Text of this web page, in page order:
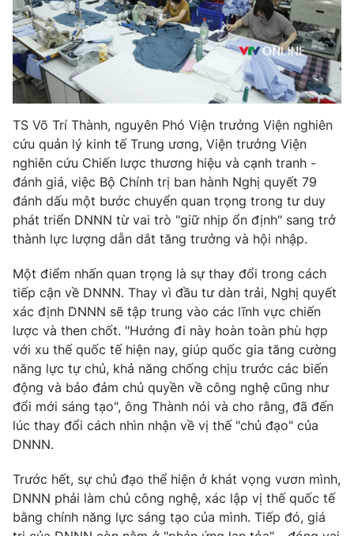
® Cấm sao chép dưới mọi hình thức nếu không có sự chấp
thuận bằng văn bản. Ghi rõ nguồn VTV.vn khi phát hành lại
thông tin từ website này.
TS Võ Trí Thành, nguyên Phó Viện trưởng Viện nghiên
cứu quản lý kinh tế Trung ương, Viện trưởng Viện
nghiên cứu Chiến lược thương hiệu và cạnh tranh -
đánh giá, việc Bộ Chính trị ban hành Nghị quyết 79
đánh dấu một bước chuyển quan trọng trong tư duy
phát triển DNNN từ vai trò "giữ nhịp ổn định" sang trở
thành lực lượng dẫn dắt tăng trưởng và hội nhập.
Một điểm nhấn quan trọng là sự thay đổi trong cách
tiếp cận về DNNN. Thay vì đầu tư dàn trải, Nghị quyết
xác định DNNN sẽ tập trung vào các lĩnh vực chiến
lược và then chốt. "Hướng đi này hoàn toàn phù hợp
với xu thế quốc tế hiện nay, giúp quốc gia tăng cường
năng lực tự chủ, khả năng chống chịu trước các biến
động và bảo đảm chủ quyền về công nghệ cũng như
đổi mới sáng tạo", ông Thành nói và cho rằng, đã đến
lúc thay đổi cách nhìn nhận về vị thế "chủ đạo" của
DNNN.
Trước hết, sự chủ đạo thể hiện ở khát vọng vươn mình,
DNNN phải làm chủ công nghệ, xác lập vị thế quốc tế
bằng chính năng lực sáng tạo của mình. Tiếp đó, giá